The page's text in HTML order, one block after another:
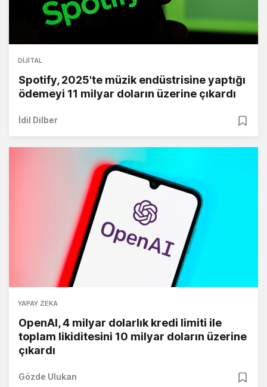
DIJITAL
Spotify, 2025'te müzik endüstrisine yaptığı
ödemeyi 11 milyar doların üzerine çıkardı
İdil Dilber
YAPAY ZEKA
OpenAI, 4 milyar dolarlık kredi limiti ile
toplam likiditesini 10 milyar doların üzerine
çıkardı
Gözde Ulukan